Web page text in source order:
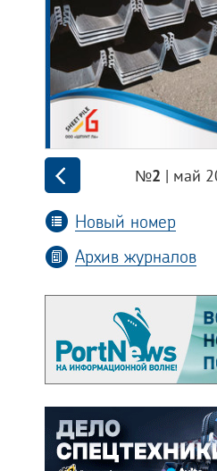
№2 | май
Новый номер
Архив журналов